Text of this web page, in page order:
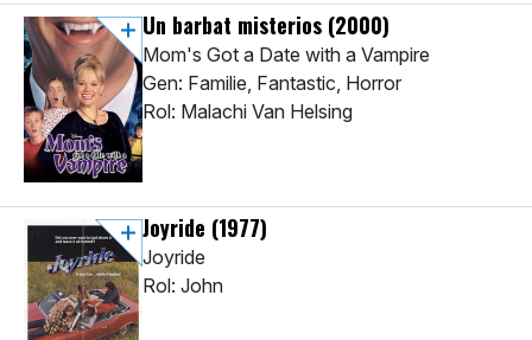
Un barbat misterios (2000)
Mom's Got a Date with a Vampire
Gen: Familie, Fantastic, Horror
Rol: Malachi Van Helsing
Joyride (1977)
Joyride
Rol: John